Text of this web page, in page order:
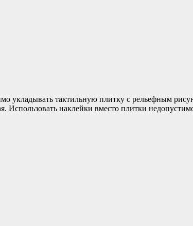
укладывать тактильную плитку с рельефным
Использовать наклейки вместо плитки